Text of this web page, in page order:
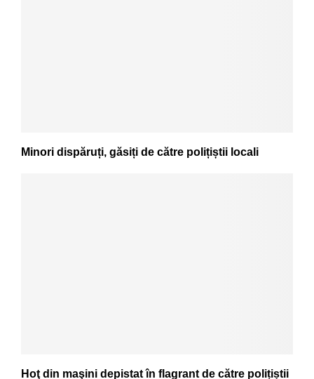
Minori dispăruți, găsiți de către polițiștii locali
Hoţ din maşini depistat în flagrant de către polițiștii